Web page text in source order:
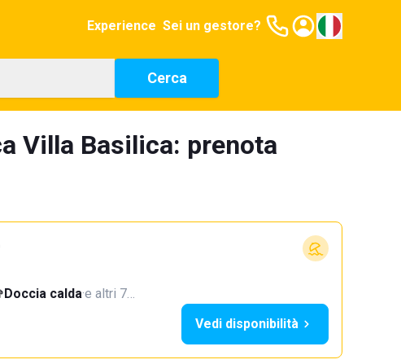
Experience Sei un gestore?
Cerca
Villa Basilica: prenota
Doccia calda·e altri 7…
Vedi disponibilità